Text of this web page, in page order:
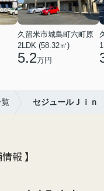
久留米市城島町六町原
2LDK (58.32㎡)
5.2万円
セジュールＪｉｎ
報 】